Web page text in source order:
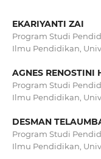
EKARIYANTI ZAI
Program Studi
Ilmu Pendidikan,
AGNES RENOSTINI
Program Studi
Ilmu Pendidikan,
DESMAN
Program Studi
Ilmu Pendidikan,